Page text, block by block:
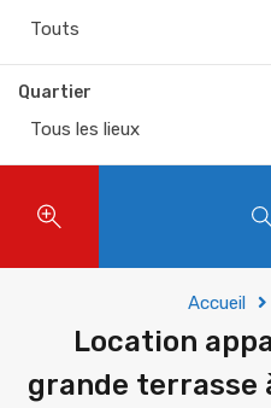
Touts
Quartier
Tous les lieux
Accueil
Location
grande terrasse